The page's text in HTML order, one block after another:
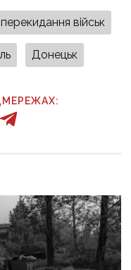
перекидання військ
Донецьк